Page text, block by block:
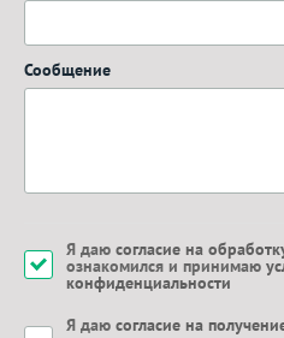
Сообщение
Я даю согласие на
ознакомился и принимаю
конфиденциальности
Я даю согласие на